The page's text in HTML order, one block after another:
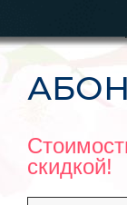
скидкой!